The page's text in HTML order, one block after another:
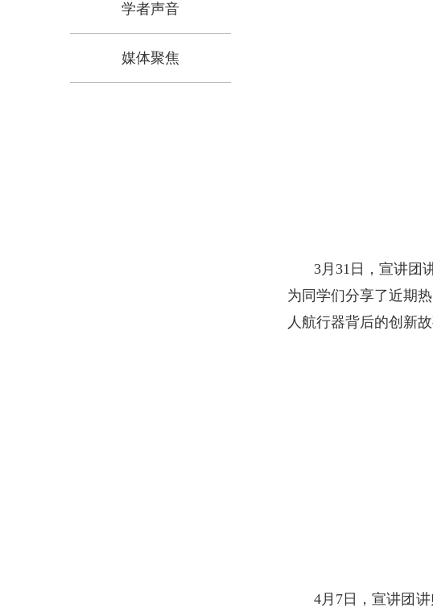
学者声音
媒体聚焦
3月31日，宣讲团
为同学们分享了近期
人航行器背后的创新故
4月7日，宣讲团